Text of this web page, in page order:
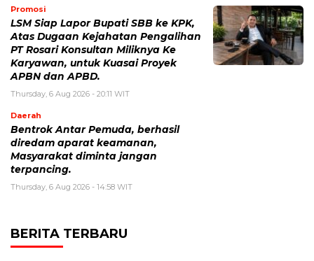
Promosi
LSM Siap Lapor Bupati SBB ke KPK,
Atas Dugaan Kejahatan Pengalihan
PT Rosari Konsultan Miliknya Ke
Karyawan, untuk Kuasai Proyek
APBN dan APBD.
Thursday, 6 Aug 2026 - 20:11 WIT
Daerah
Bentrok Antar Pemuda, berhasil
diredam aparat keamanan,
Masyarakat diminta jangan
terpancing.
Thursday, 6 Aug 2026 - 14:58 WIT
BERITA TERBARU